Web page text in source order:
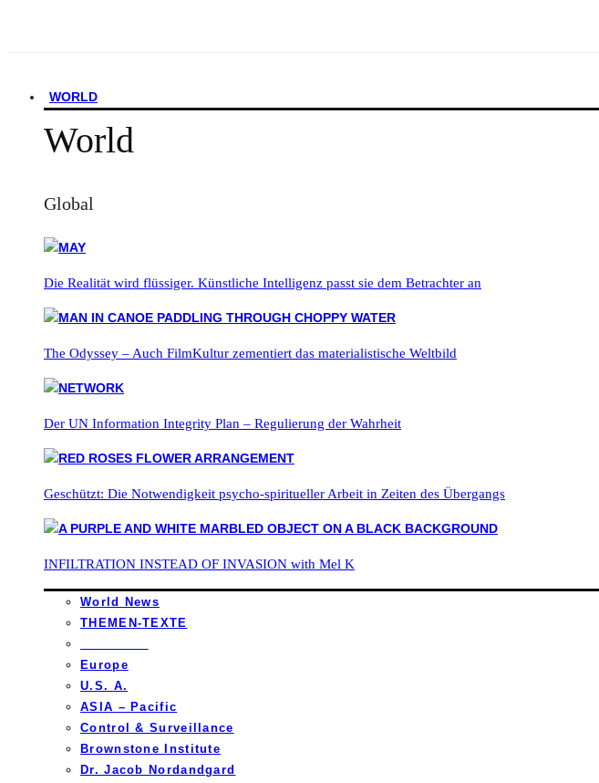
WORLD
World
Global
Die Realität wird flüssiger. Künstliche Intelligenz passt sie dem Betrachter an
The Odyssey – Auch FilmKultur zementiert das materialistische Weltbild
Der UN Information Integrity Plan – Regulierung der Wahrheit
Geschützt: Die Notwendigkeit psycho-spiritueller Arbeit in Zeiten des Übergangs
INFILTRATION INSTEAD OF INVASION with Mel K
World News
THEMEN-TEXTE
Europe
U.S. A.
ASIA – Pacific
Control & Surveillance
Brownstone Institute
Dr. Jacob Nordandgard